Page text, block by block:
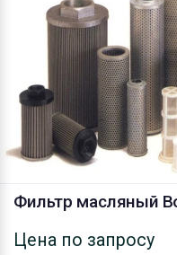
Фильтр масляный
Цена по запросу
Личные вещи
Одежда и обувь
Электроника
Все для дома
Хобби и отдых
Оборудование
Материалы